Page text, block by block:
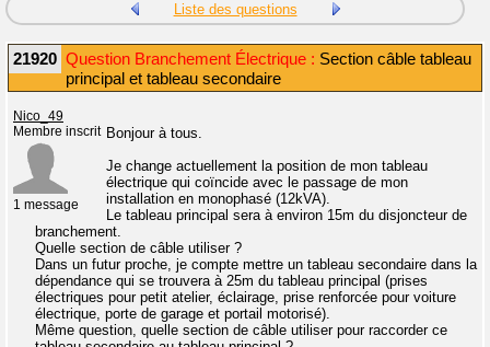
Liste des questions
21920 Question Branchement Électrique : Section câble tableau
principal et tableau secondaire
Nico_49
Membre inscrit
1 message
Bonjour à tous.
Je change actuellement la position de mon tableau
électrique qui coïncide avec le passage de mon
installation en monophasé (12kVA).
Le tableau principal sera à environ 15m du disjoncteur de
branchement.
Quelle section de câble utiliser ?
Dans un futur proche, je compte mettre un tableau secondaire dans la
dépendance qui se trouvera à 25m du tableau principal (prises
électriques pour petit atelier, éclairage, prise renforcée pour voiture
électrique, porte de garage et portail motorisé).
Même question, quelle section de câble utiliser pour raccorder ce